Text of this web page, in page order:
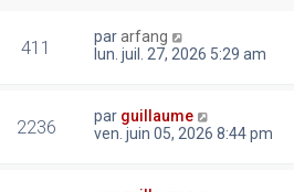
411 pararfang
lun. juil. 27, 2026 5:29 am
2236 par guillaume
ven. juin 05, 2026 8:44 pm